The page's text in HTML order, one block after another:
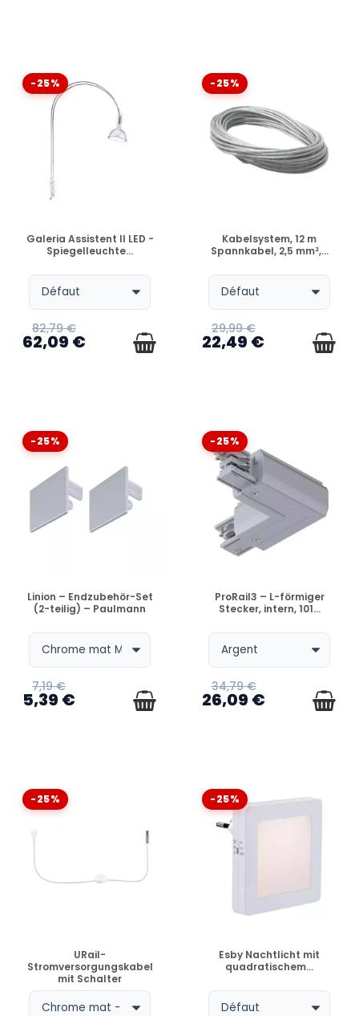
-25%
VERFÜGBAR
Galeria Assistent II LED -
Spiegelleuchte...
82,79 €
62,09 €
-25%
VERFÜGBAR
Kabelsystem, 12 m
Spannkabel, 2,5 mm²,...
29,99 €
22,49 €
-25%
VERFÜGBAR
Linion – Endzubehör-Set
(2-teilig) – Paulmann
7,19 €
5,39 €
-25%
VERFÜGBAR
ProRail3 – L-förmiger
Stecker, intern, 101...
34,79 €
26,09 €
-25%
VERFÜGBAR
URail-
Stromversorgungskabel
mit Schalter
-25%
VERFÜGBAR
Esby Nachtlicht mit
quadratischem...